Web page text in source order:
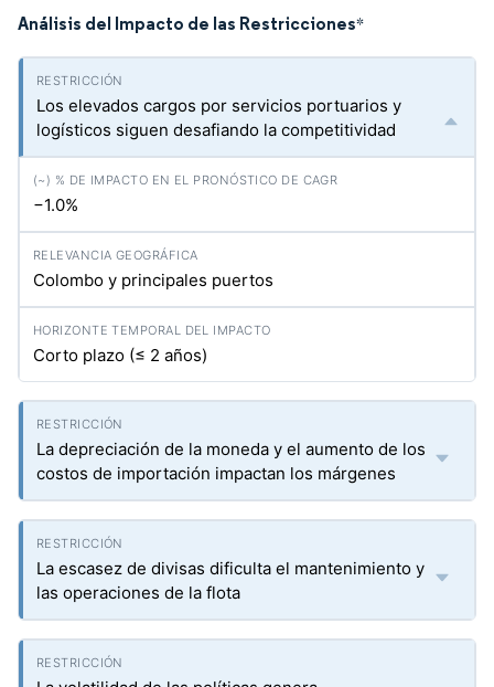
Análisis del Impacto de las Restricciones*
Los elevados cargos por servicios portuarios y
logísticos siguen desafiando la competitividad
−1.0%
Colombo y principales puertos
Corto plazo (≤ 2 años)
La depreciación de la moneda y el aumento de los
costos de importación impactan los márgenes
La escasez de divisas dificulta el mantenimiento y
las operaciones de la flota